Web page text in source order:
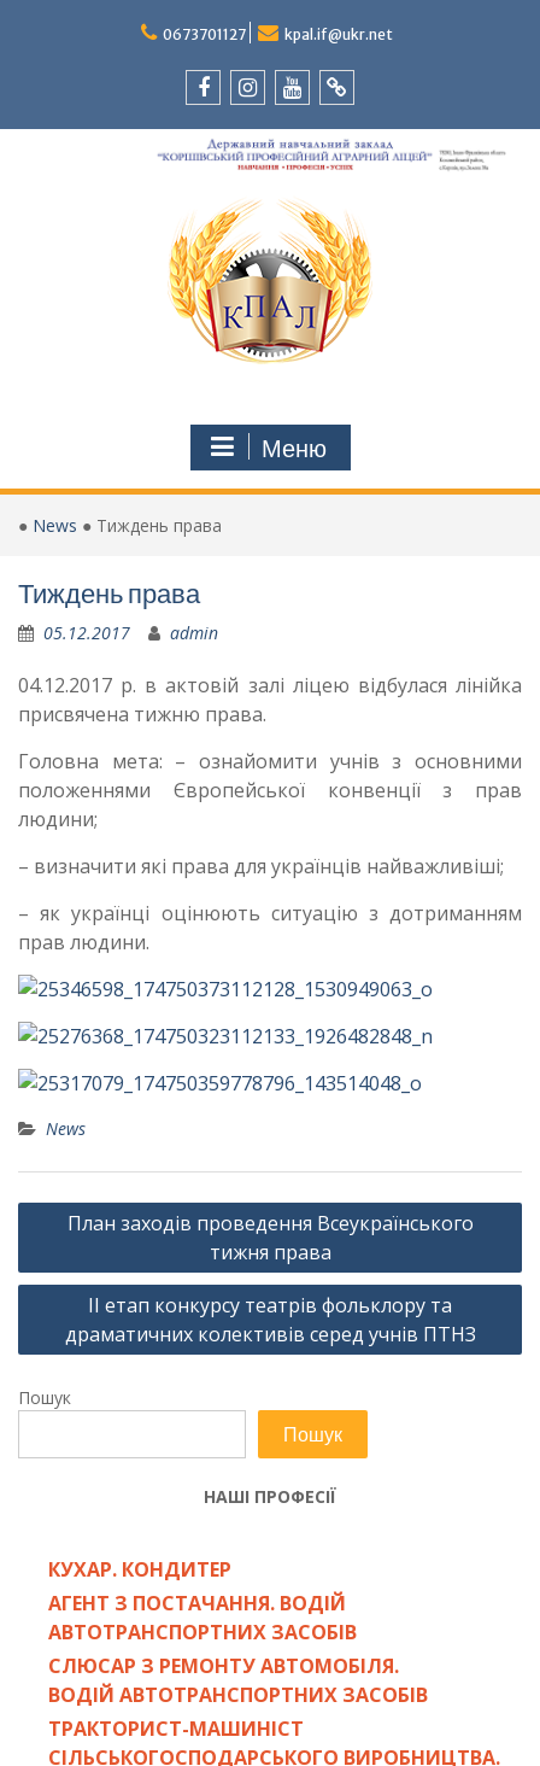
0673701127 kpal.if@ukr.net
Tok
Меню
● News ● Тиждень права
Тиждень права
05.12.2017 admin
04.12.2017 р. в актовій залі ліцею відбулася лінійка
присвячена тижню права.
Головна мета: – ознайомити учнів з основними
положеннями Європейської конвенції з прав
людини;
– визначити які права для українців найважливіші;
– як українці оцінюють ситуацію з дотриманням
прав людини.
News
Навігація
План заходів проведення Всеукраїнського
тижня права
ІІ етап конкурсу театрів фольклору та
драматичних колективів серед учнів ПТНЗ
Пошук
Пошук
НАШІ ПРОФЕСІЇ
КУХАР. КОНДИТЕР
АГЕНТ З ПОСТАЧАННЯ. ВОДІЙ
АВТОТРАНСПОРТНИХ ЗАСОБІВ
СЛЮСАР З РЕМОНТУ АВТОМОБІЛЯ.
ВОДІЙ АВТОТРАНСПОРТНИХ ЗАСОБІВ
ТРАКТОРИСТ-МАШИНІСТ
СІЛЬСЬКОГОСПОДАРСЬКОГО ВИРОБНИЦТВА.